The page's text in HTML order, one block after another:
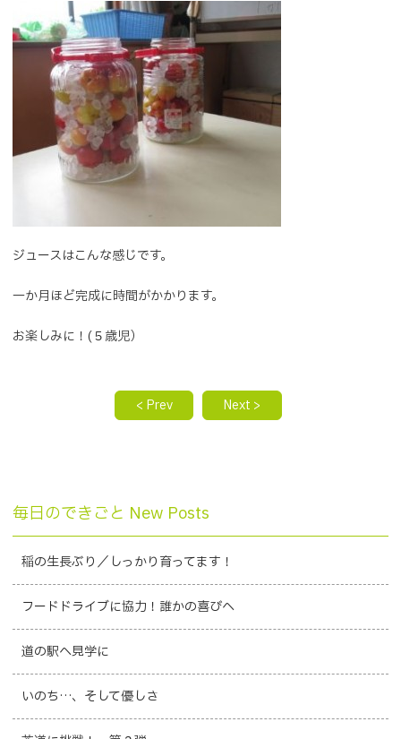
ジュースはこんな感じです。
一か月ほど完成に時間がかかります。
お楽しみに！(５歳児）
< Prev Next >
毎日のできごと New Posts
稲の生長ぶり／しっかり育ってます！
フードドライブに協力！誰かの喜びへ
道の駅へ見学に
いのち…、そして優しさ